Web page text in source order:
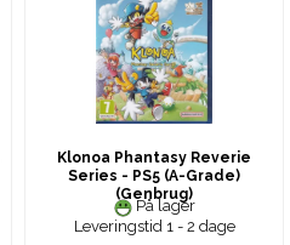
Klonoa Phantasy Reverie
Series - PS5 (A-Grade)
(Genbrug)
På lager
Leveringstid 1 - 2 dage